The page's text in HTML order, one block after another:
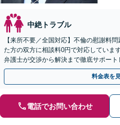
中絶トラブル
【来所不要／全国対応】不倫の慰謝料
た方の双方に相談料0円で対応していま
弁護士が交渉から解決まで徹底サポー
手金の返還保証もありますので安心し
料金表を
電話でお問い合わせ